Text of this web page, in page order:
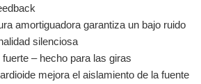
amortiguadora garantiza un bajo ruido
silenciosa
– hecho para las giras
mejora el aislamiento de la fuente